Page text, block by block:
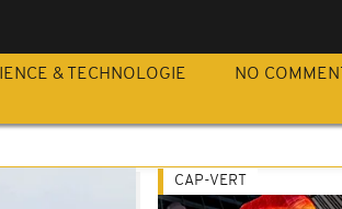
& TECHNOLOGIE NO COMMENT
CAP-VERT